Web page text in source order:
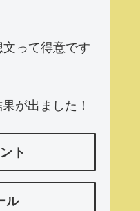
文って得意です
が出ました！
ト
ル